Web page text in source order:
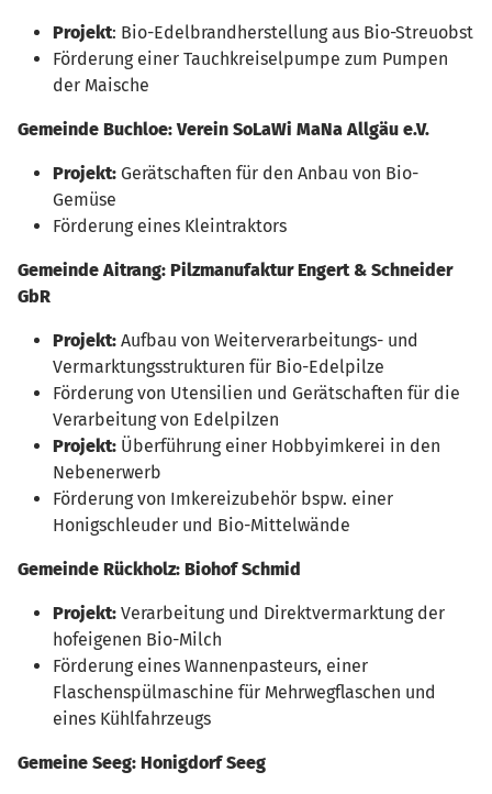
Projekt: Bio-Edelbrandherstellung aus Bio-Streuobst
Förderung einer Tauchkreiselpumpe zum Pumpen
der Maische
Gemeinde Buchloe: Verein SoLaWi MaNa Allgäu e.V.
Projekt: Gerätschaften für den Anbau von Bio-
Gemüse
Förderung eines Kleintraktors
Gemeinde Aitrang: Pilzmanufaktur Engert & Schneider
GbR
Projekt: Aufbau von Weiterverarbeitungs- und
Vermarktungsstrukturen für Bio-Edelpilze
Förderung von Utensilien und Gerätschaften für die
Verarbeitung von Edelpilzen
Projekt: Überführung einer Hobbyimkerei in den
Nebenerwerb
Förderung von Imkereizubehör bspw. einer
Honigschleuder und Bio-Mittelwände
Gemeinde Rückholz: Biohof Schmid
Projekt: Verarbeitung und Direktvermarktung der
hofeigenen Bio-Milch
Förderung eines Wannenpasteurs, einer
Flaschenspülmaschine für Mehrwegflaschen und
eines Kühlfahrzeugs
Gemeine Seeg: Honigdorf Seeg